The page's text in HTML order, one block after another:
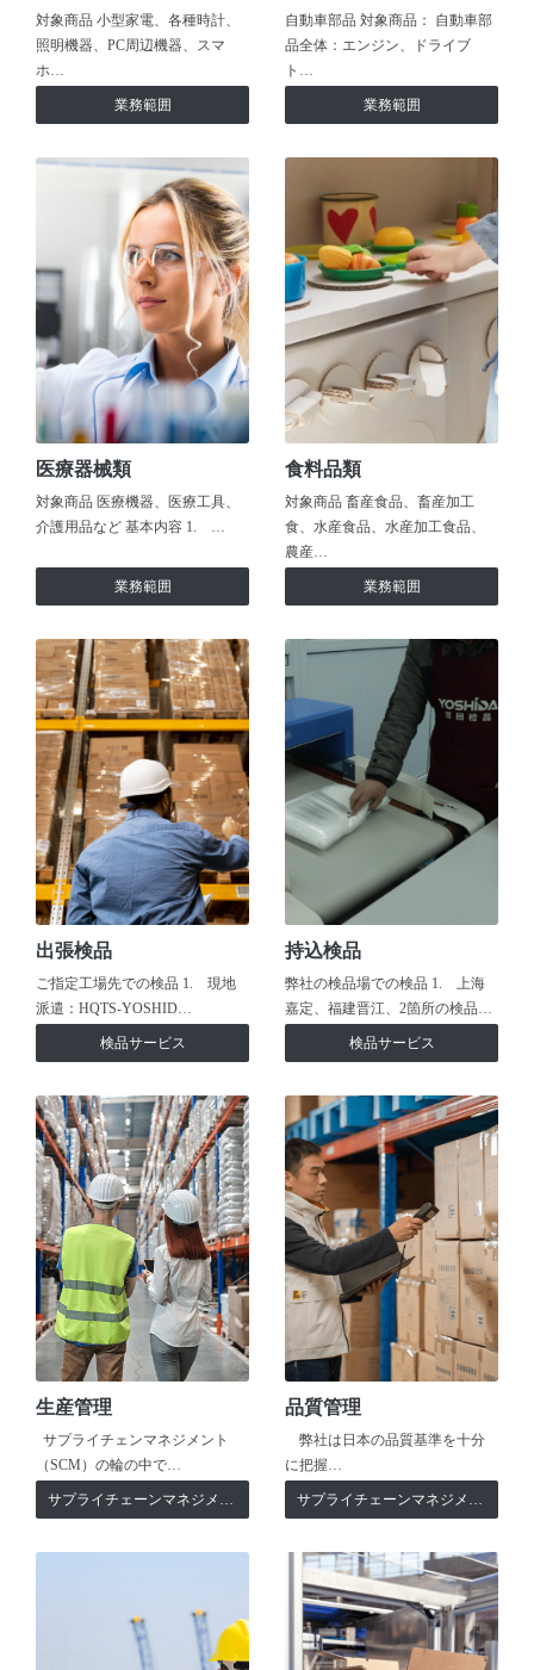
対象商品 小型家電、各種時計、
照明機器、PC周辺機器、スマ
ホ…
業務範囲
自動車部品 対象商品： 自動車部
品全体：エンジン、ドライブ
ト…
業務範囲
医療器械類
対象商品 医療機器、医療工具、
介護用品など 基本内容 1. …
業務範囲
食料品類
対象商品 畜産食品、畜産加工
食、水産食品、水産加工食品、
農産…
業務範囲
出張検品
ご指定工場先での検品 1. 現地
派遣：HQTS-YOSHID…
検品サービス
持込検品
弊社の検品場での検品 1. 上海
嘉定、福建晋江、2箇所の検品…
検品サービス
生産管理
サプライチェンマネジメント
（SCM）の輪の中で…
サプライチェーンマネジメント
品質管理
弊社は日本の品質基準を十分
に把握…
サプライチェーンマネジメント